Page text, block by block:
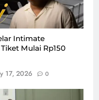
Intimate
Mulai Rp150
17, 2026 0
per bulan di ARTOTEL